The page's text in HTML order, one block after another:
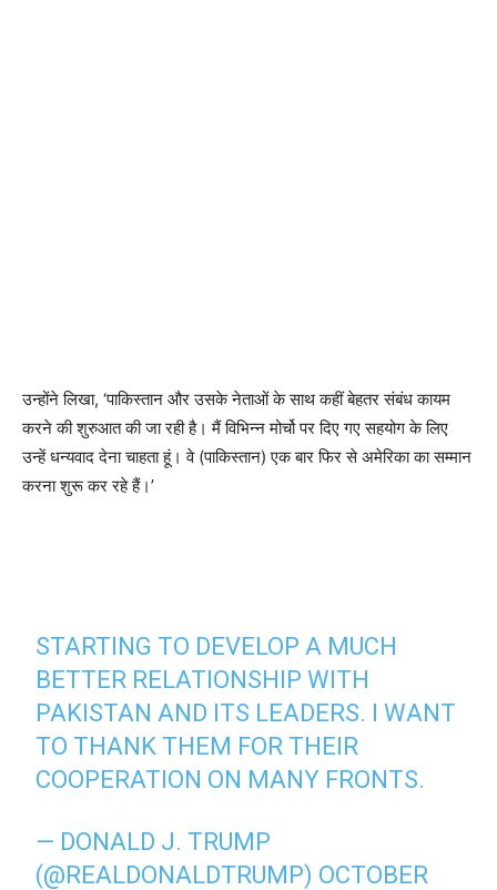
उन्होंने लिखा, ‘पाकिस्तान और उसके नेताओं के साथ कहीं बेहतर संबंध कायम
करने की शुरुआत की जा रही है। मैं विभिन्न मोर्चो पर दिए गए सहयोग के लिए
उन्हें धन्यवाद देना चाहता हूं। वे (पाकिस्तान) एक बार फिर से अमेरिका का सम्मान
करना शुरू कर रहे हैं।’
STARTING TO DEVELOP A MUCH
BETTER RELATIONSHIP WITH
PAKISTAN AND ITS LEADERS. I WANT
TO THANK THEM FOR THEIR
COOPERATION ON MANY FRONTS.
— DONALD J. TRUMP
(@REALDONALDTRUMP) OCTOBER